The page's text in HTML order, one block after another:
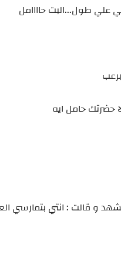
طول...البت حاااامل
حضرتك حامل ايه
و قالت : انتي بتمارسي